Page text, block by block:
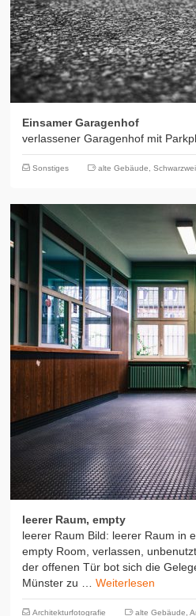
Einsamer Garagenhof
verlassener Garagenhof mit
Sonstiges alte Gebäude
leerer Raum, empty
leerer Raum Bild: leerer Raum in
empty Room, verlassen,
der offenen Tür bot sich die
Münster zu … Weiterlesen
Architekturfotografie alte Gebäude